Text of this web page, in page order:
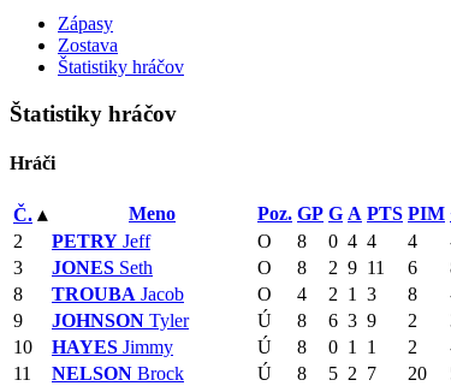
Zápasy
Zostava
Štatistiky hráčov
Štatistiky hráčov
Hráči
Č. ▴ Meno Poz. GP G A PTS PIM
2
PETRY Jeff O 8 0 4 4 4
3
JONES Seth O 8 2 9 11 6
8
TROUBA Jacob O 4 2 1 3 8
9
JOHNSON Tyler Ú 8 6 3 9 2
10
HAYES Jimmy Ú 8 0 1 1 2
11
NELSON Brock Ú 8 5 2 7 20